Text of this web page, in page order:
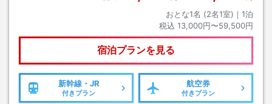
おとな1名 (2名1室)｜ 1泊
税込 13,000円〜59,500円
宿泊プランを見る
新幹線・JR
付きプラン
航空券
付きプラン